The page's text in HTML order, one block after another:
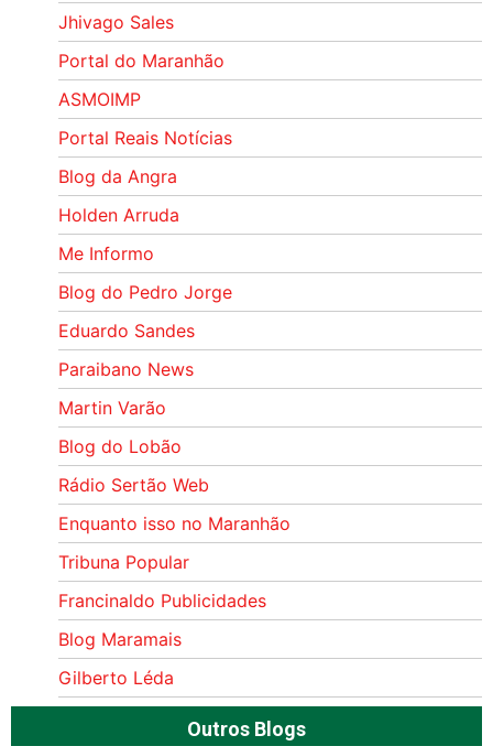
Jhivago Sales
Portal do Maranhão
ASMOIMP
Portal Reais Notí­cias
Blog da Angra
Holden Arruda
Me Informo
Blog do Pedro Jorge
Eduardo Sandes
Paraibano News
Martin Varão
Blog do Lobão
Rádio Sertão Web
Enquanto isso no Maranhão
Tribuna Popular
Francinaldo Publicidades
Blog Maramais
Gilberto Léda
Outros Blogs